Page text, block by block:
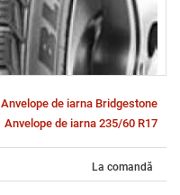
Anvelope de iarna Bridgestone
Anvelope de iarna 235/60 R17
La comandă